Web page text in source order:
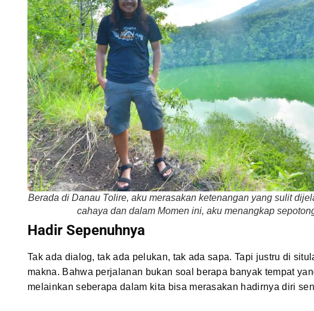
Berada di Danau Tolire, aku merasakan ketenangan yang sulit
cahaya dan dalam Momen ini, aku menangkap
Hadir Sepenuhnya
Tak ada dialog, tak ada pelukan, tak ada sapa. Tapi justru di
makna. Bahwa perjalanan bukan soal berapa banyak tempat
melainkan seberapa dalam kita bisa merasakan hadirnya diri